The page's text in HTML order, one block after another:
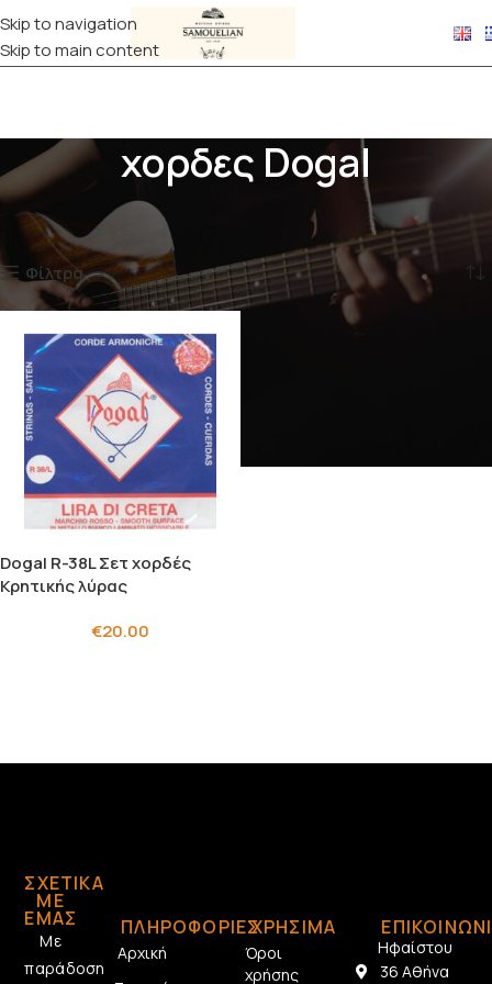
Skip to navigation
Skip to main content
χορδες Dogal
Αρχική σελίδα
Προϊόντα με ετικέτα “χορδες Dogal”
Εμφάνιση του μοναδικού αποτελέσματος
Φίλτρα
Dogal R-38L Σετ χορδές
Κρητικής λύρας
€20.00
ΣΧΕΤΙΚΆ
ΜΕ
ΕΜΆΣ
Με
παράδοση
ΠΛΗΡΟΦΟΡΙΕΣ
Αρχική
ΧΡΗΣΙΜΑ
Όροι
χρήσης
Ηφαίστου
36 Αθήνα